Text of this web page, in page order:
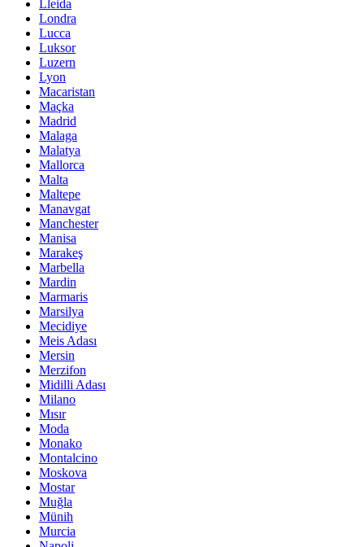
Lleida
Londra
Lucca
Luksor
Luzern
Lyon
Macaristan
Maçka
Madrid
Malaga
Malatya
Mallorca
Malta
Maltepe
Manavgat
Manchester
Manisa
Marakeş
Marbella
Mardin
Marmaris
Marsilya
Mecidiye
Meis Adası
Mersin
Merzifon
Midilli Adası
Milano
Mısır
Moda
Monako
Montalcino
Moskova
Mostar
Muğla
Münih
Murcia